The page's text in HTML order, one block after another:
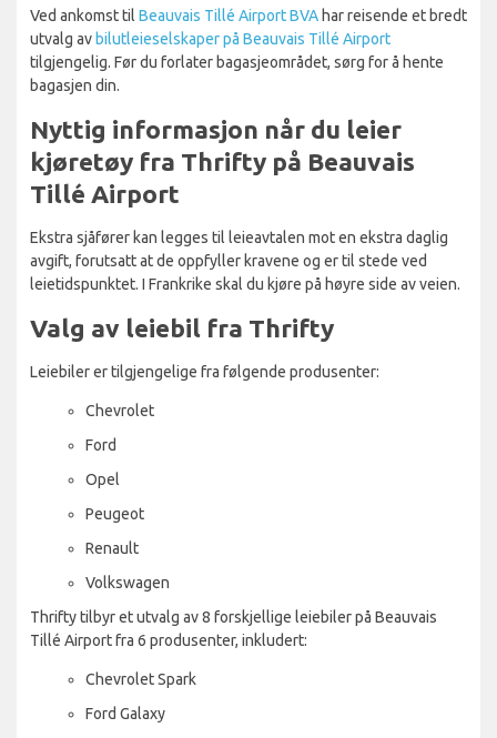
Ved ankomst til Beauvais Tillé Airport BVAhar reisende et bredt
utvalg avbilutleieselskaper på Beauvais Tillé Airport
tilgjengelig. Før du forlater bagasjeområdet, sørg for å hente
bagasjen din.
Nyttig informasjon når du leier
kjøretøy fra Thrifty på Beauvais
Tillé Airport
Ekstra sjåfører kan legges til leieavtalen mot en ekstra daglig
avgift, forutsatt at de oppfyller kravene og er til stede ved
leietidspunktet. I Frankrike skal du kjøre på høyre side av veien.
Valg av leiebil fra Thrifty
Leiebiler er tilgjengelige fra følgende produsenter:
Chevrolet
Ford
Opel
Peugeot
Renault
Volkswagen
Thrifty tilbyr et utvalg av 8 forskjellige leiebiler på Beauvais
Tillé Airport fra 6 produsenter, inkludert:
Chevrolet Spark
Ford Galaxy